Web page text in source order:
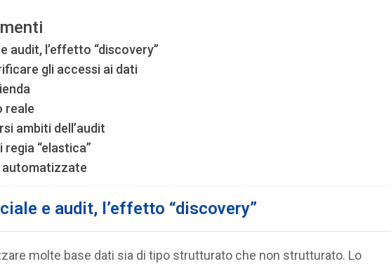
audit, l’effetto “discovery”
gli accessi ai dati
reale
ambiti dell’audit
regia “elastica”
automatizzate
e audit, l’effetto “discovery”
molte base dati sia di tipo strutturato che non strutturato. Lo